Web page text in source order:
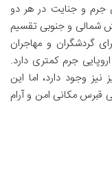
جرم و جنایت در هر دو
شمالی و جنوبی تقسیم
گردشگران و مهاجران
جرم کمتری دارد.
نیز وجود دارد، اما این
مکانی امن و آرام